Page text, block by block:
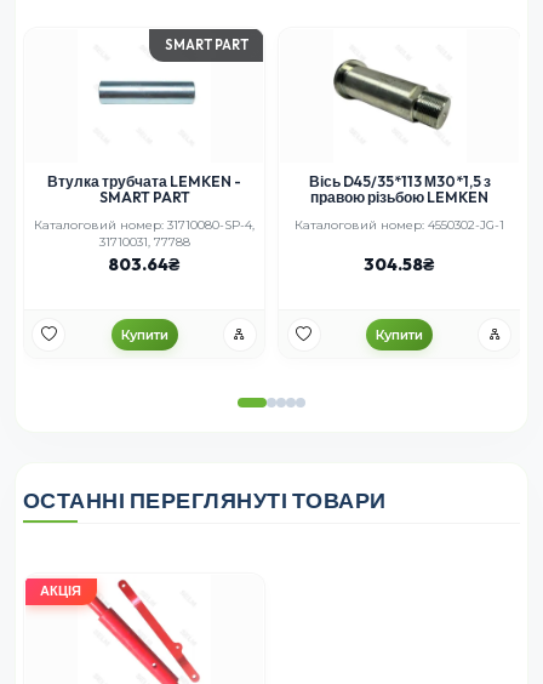
SMART PART
Втулка трубчата LEMKEN -
SMART PART
Каталоговий номер: 31710080-SP-4,
31710031, 77788
803.64
Купити
Вісь D45/35*113 М30*1,5 з
правою різьбою LEMKEN
Каталоговий номер: 4550302-JG-1
304.58
Купити
ОСТАННІ ПЕРЕГЛЯНУТІ ТОВАРИ
АКЦІЯ